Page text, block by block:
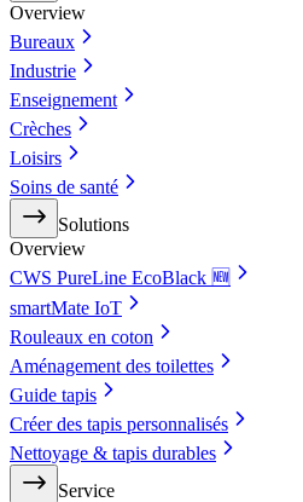
Overview
Bureaux
Industrie
Enseignement
Crèches
Loisirs
Soins de santé
Solutions
Overview
CWS PureLine EcoBlack 🆕
smartMate IoT
Rouleaux en coton
Aménagement des toilettes
Guide tapis
Créer des tapis personnalisés
Nettoyage & tapis durables
Service